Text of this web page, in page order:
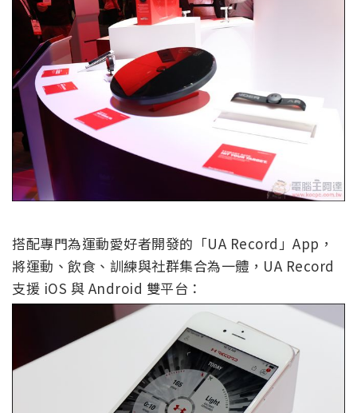
搭配專門為運動愛好者開發的「UA Record」App，
將運動、飲食、訓練與社群集合為一體，UA Record
支援 iOS 與 Android 雙平台：